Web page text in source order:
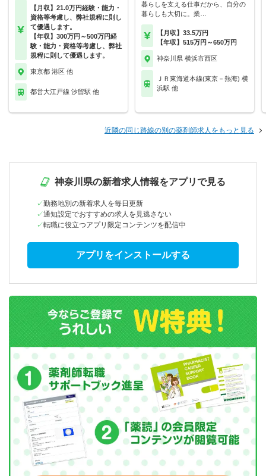
【月収】21.0万円経験・能力・
資格等考慮し、弊社規程に則し
て優遇します。
【年収】300万円～500万円経
験・能力・資格等考慮し、弊社
規程に則して優遇します。
東京都 港区 他
都営大江戸線 汐留駅 他
暮らしを支える仕事だから、自分の
暮らしも大切に。業…
【月収】33.5万円
【年収】515万円～650万円
神奈川県 横浜市西区
ＪＲ東海道本線(東京－熱海) 横
浜駅 他
近隣の同じ路線の別の薬剤師求人をもっと見る
神奈川県の新着求人情報をアプリで見る
勤務地別の新着求人を毎日更新
通知設定でおすすめの求人を見逃さない
転職に役立つアプリ限定コンテンツを配信中
アプリをインストールする